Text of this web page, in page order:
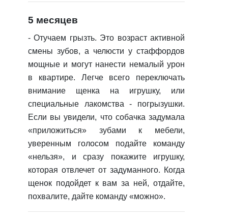
5 месяцев
- Отучаем грызть. Это возраст активной
смены зубов, а челюсти у стаффордов
мощные и могут нанести немалый урон
в квартире. Легче всего переключать
внимание щенка на игрушку, или
специальные лакомства - погрызушки.
Если вы увидели, что собачка задумала
«приложиться» зубами к мебели,
уверенным голосом подайте команду
«нельзя», и сразу покажите игрушку,
которая отвлечет от задуманного. Когда
щенок подойдет к вам за ней, отдайте,
похвалите, дайте команду «можно».